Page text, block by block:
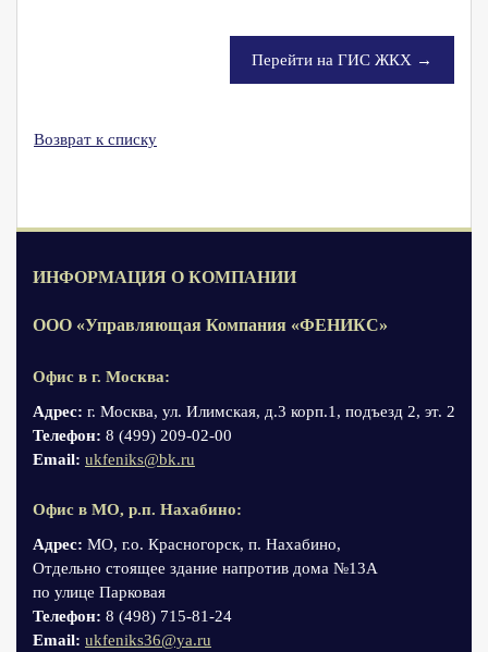
Перейти на ГИС ЖКХ →
Возврат к списку
ИНФОРМАЦИЯ О КОМПАНИИ
ООО «Управляющая Компания «ФЕНИКС»
Офис в г. Москва:
Адрес: г. Москва, ул. Илимская, д.3 корп.1, подъезд 2, эт. 2
Телефон: 8 (499) 209-02-00
Email: ukfeniks@bk.ru
Офис в МО, р.п. Нахабино:
Адрес: МО, г.о. Красногорск, п. Нахабино,
Отдельно стоящее здание напротив дома №13А
по улице Парковая
Телефон: 8 (498) 715-81-24
Email: ukfeniks36@ya.ru